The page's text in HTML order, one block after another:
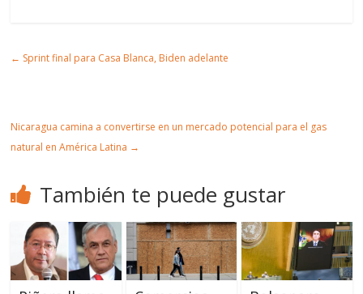
← Sprint final para Casa Blanca, Biden adelante
Nicaragua camina a convertirse en un mercado potencial para el gas
natural en América Latina →
También te puede gustar